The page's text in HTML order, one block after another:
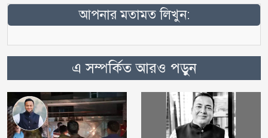
আপনার মতামত লিখুন:
এ সম্পর্কিত আরও পড়ুন